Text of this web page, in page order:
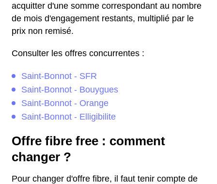
acquitter d'une somme correspondant au nombre
de mois d'engagement restants, multiplié par le
prix non remisé.
Consulter les offres concurrentes :
Saint-Bonnot - SFR
Saint-Bonnot - Bouygues
Saint-Bonnot - Orange
Saint-Bonnot - Elligibilite
Offre fibre free : comment
changer ?
Pour changer d'offre fibre, il faut tenir compte de